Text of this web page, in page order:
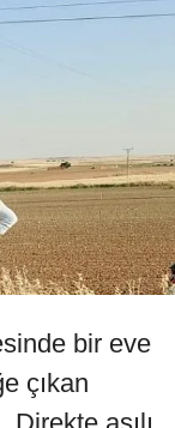
bir eve
çıkan